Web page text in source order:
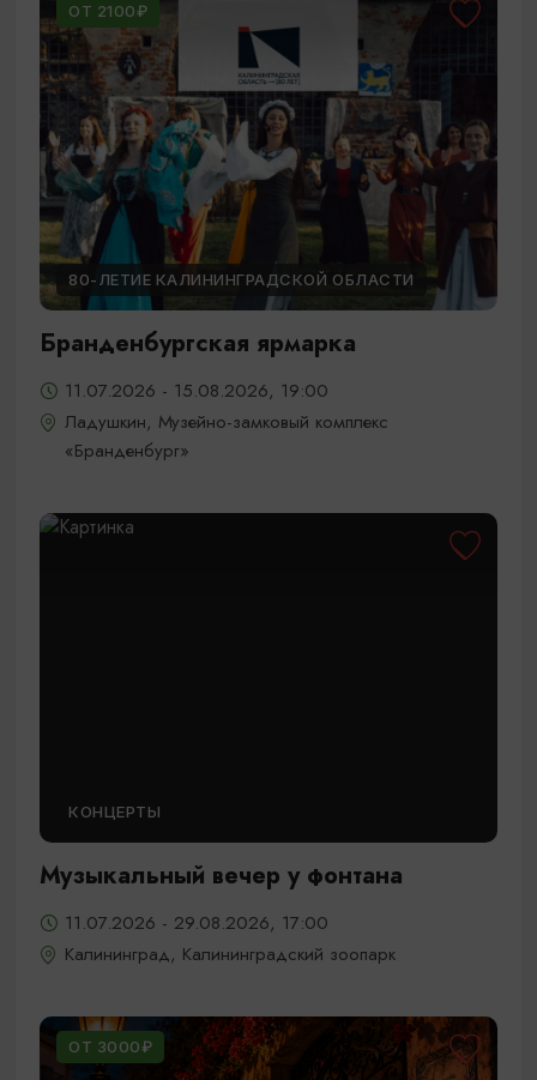
ОТ 2100₽
80-ЛЕТИЕ КАЛИНИНГРАДСКОЙ ОБЛАСТИ
Бранденбургская ярмарка
11.07.2026 - 15.08.2026, 19:00
Ладушкин, Музейно-замковый комплекс
«Бранденбург»
КОНЦЕРТЫ
Музыкальный вечер у фонтана
11.07.2026 - 29.08.2026, 17:00
Калининград, Калининградский зоопарк
ОТ 3000₽